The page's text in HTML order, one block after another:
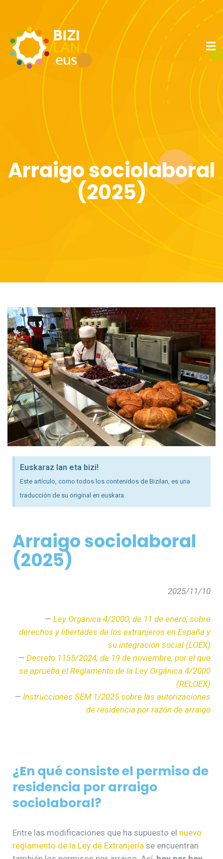
Arraigo sociolaboral
(2025)
Euskaraz lan eta bizi!
Este artículo, como todos los contenidos de Bizilan, es una
traducción de su original en euskara.
Arraigo sociolaboral
(2025)
2025/11/10
— Ley Orgánica 4/2000, de 11 de enero, sobre
derechos y libertades de los extranjeros en España y
su integración social (LOEX)
— Decreto 1155/2024, de 19 de noviembre, por el que
se aprueba el Reglamento de la Ley Orgánica 4/2000
(RELOEX)
— Instrucciones SEM 1/2025 sobre las autorizaciones
de residencia por razón de arraigo
¿En qué consiste el permiso de
residencia por arraigo
sociolaboral?
Entre las modificaciones que ha supuesto el nuevo
reglamento de la Ley de Extranjería se encuentran